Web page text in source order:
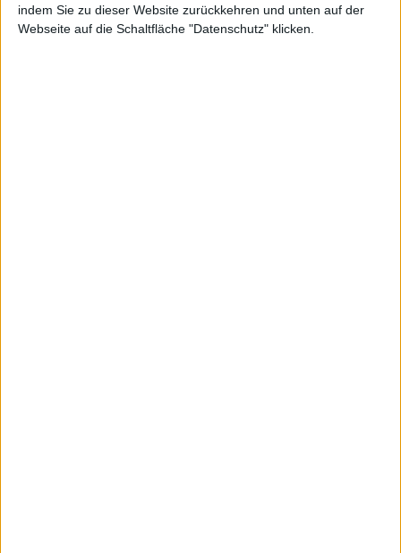
indem Sie zu dieser Website zurückkehren und unten auf der
Webseite auf die Schaltfläche "Datenschutz" klicken.
[mn-youtube id="DLxq90xmYUs"]